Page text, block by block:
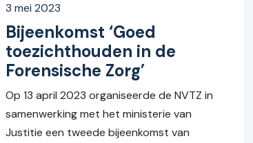
Bijeenkomst ‘Goed
toezichthouden in de
Forensische Zorg’
3 mei 2023
Op 13 april 2023 organiseerde de NVTZ in
samenwerking met het ministerie van
Justitie een tweede bijeenkomst van